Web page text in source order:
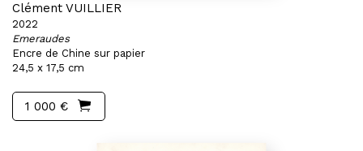
Clément VUILLIER
2022
Emeraudes
Encre de Chine sur papier
24,5 x 17,5 cm
1 000 €